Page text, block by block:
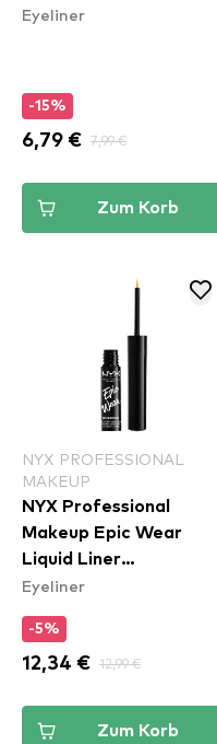
Eyeliner
-15%
6,79 € 7,99 €
Zum Korb
NYX PROFESSIONAL
MAKEUP
NYX Professional
Makeup Epic Wear
Liquid Liner
Waterproof - Yellow
Eyeliner
-5%
12,34 € 12,99 €
Zum Korb